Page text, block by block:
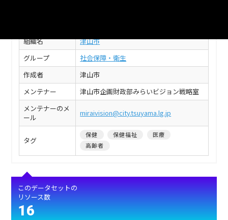
組織名
津山市
グループ
社会保障・衛生
作成者
津山市
メンテナー
津山市企画財政部みらいビジョン戦略室
メンテナーのメ
ール
miraivision@city.tsuyama.lg.jp
タグ
保健 保健福祉
医療
高齢者
このデータセットの
リソース数
16